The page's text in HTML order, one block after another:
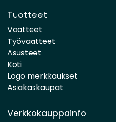
Tuotteet
Vaatteet
Työvaatteet
Asusteet
Koti
Logo merkkaukset
Asiakaskaupat
Verkkokauppainfo